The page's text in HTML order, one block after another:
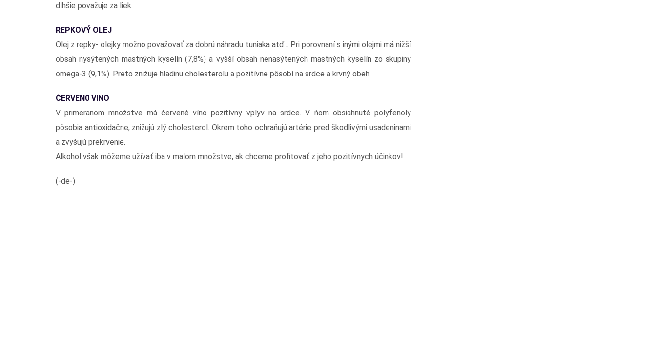
dlhšie považuje za liek.
REPKOVÝ OLEJ
Olej z repky- olejky možno považovať za dobrú náhradu tuniaka atď... Pri porovnaní s inými olejmi má nižší
obsah nysýtených mastných kyselín (7,8%) a vyšší obsah nenasýtených mastných kyselín zo skupiny
omega-3 (9,1%). Preto znižuje hladinu cholesterolu a pozitívne pôsobí na srdce a krvný obeh.
ČERVEN0 VÍNO
V primeranom množstve má červené víno pozitívny vplyv na srdce. V ňom obsiahnuté polyfenoly
pôsobia antioxidačne, znižujú zlý cholesterol. Okrem toho ochraňujú artérie pred škodlivými usadeninami
a zvyšujú prekrvenie.
Alkohol však môžeme užívať iba v malom množstve, ak chceme profitovať z jeho pozitívnych účinkov!
(-de-)